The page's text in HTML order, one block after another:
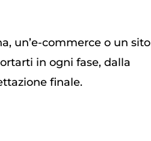
un’e-commerce o un sito
in ogni fase, dalla
finale.